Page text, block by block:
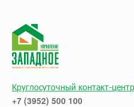
Круглосуточный контакт-центр
+7 (3952) 500 100